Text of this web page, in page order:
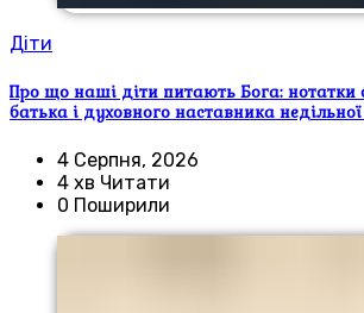
Діти
Про що наші діти питають Бога: нотатки
батька і духовного наставника
4 Серпня, 2026
4 хв Читати
0 Поширили